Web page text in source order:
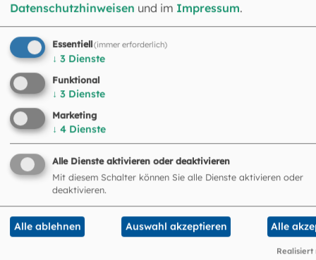
Drehgenehmigungen
© Kwangmoozaa /
Termine
Datenschutzhinweisen und im Impressum.
Essentiell(immer erforderlich)
↓ 3 Dienste
Funktional
↓ 3 Dienste
Marketing
↓ 4 Dienste
Alle Dienste aktivieren oder deaktivieren
Mit diesem Schalter können Sie alle Dienste aktivieren oder
deaktivieren.
Alle ablehnen Auswahl akzeptieren Alle
Realisiert